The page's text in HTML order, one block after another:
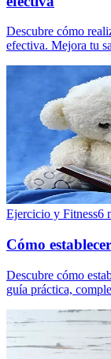
Descubre cómo
efectiva. Mejora tu
Ejercicio y Fitness6
Cómo
Descubre cómo
guía práctica,